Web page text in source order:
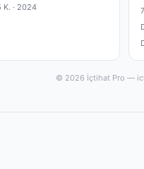
· 2024
© 2026 İçtihat Pro —